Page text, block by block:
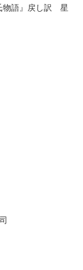
物語』戻し訳 星